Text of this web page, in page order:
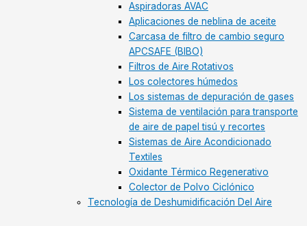
Aspiradoras AVAC
Aplicaciones de neblina de aceite
Carcasa de filtro de cambio seguro
APCSAFE (BIBO)
Filtros de Aire Rotativos
Los colectores húmedos
Los sistemas de depuración de gases
Sistema de ventilación para transporte
de aire de papel tisú y recortes
Sistemas de Aire Acondicionado
Textiles
Oxidante Térmico Regenerativo
Colector de Polvo Ciclónico
Tecnología de Deshumidificación Del Aire